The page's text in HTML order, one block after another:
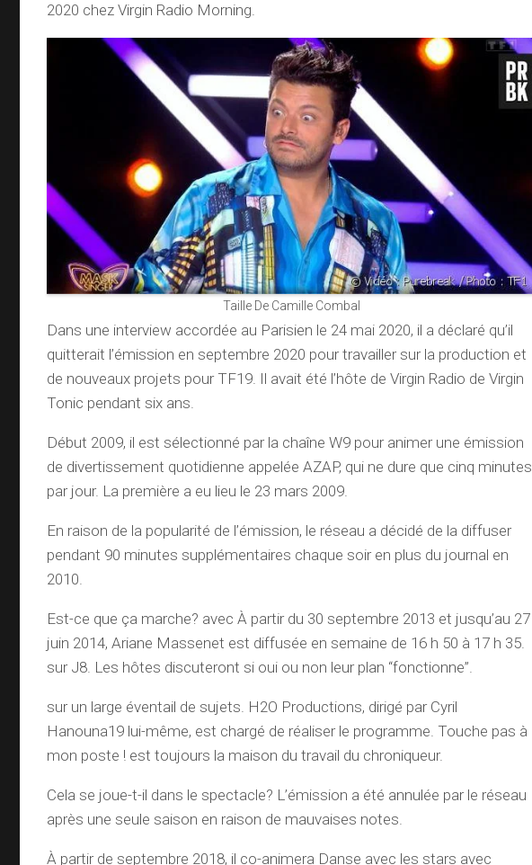
2020 chez Virgin Radio Morning.
Taille De Camille Combal
Dans une interview accordée au Parisien le 24 mai 2020, il a déclaré qu’il
quitterait l’émission en septembre 2020 pour travailler sur la production et
de nouveaux projets pour TF19. Il avait été l’hôte de Virgin Radio de Virgin
Tonic pendant six ans.
Début 2009, il est sélectionné par la chaîne W9 pour animer une émission
de divertissement quotidienne appelée AZAP, qui ne dure que cinq minutes
par jour. La première a eu lieu le 23 mars 2009.
En raison de la popularité de l’émission, le réseau a décidé de la diffuser
pendant 90 minutes supplémentaires chaque soir en plus du journal en
2010.
Est-ce que ça marche? avec À partir du 30 septembre 2013 et jusqu’au 27
juin 2014, Ariane Massenet est diffusée en semaine de 16 h 50 à 17 h 35.
sur J8. Les hôtes discuteront si oui ou non leur plan “fonctionne”.
sur un large éventail de sujets. H2O Productions, dirigé par Cyril
Hanouna19 lui-même, est chargé de réaliser le programme. Touche pas à
mon poste ! est toujours la maison du travail du chroniqueur.
Cela se joue-t-il dans le spectacle? L’émission a été annulée par le réseau
après une seule saison en raison de mauvaises notes.
À partir de septembre 2018, il co-animera Danse avec les stars avec